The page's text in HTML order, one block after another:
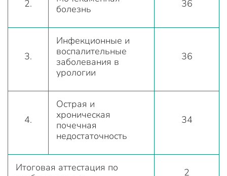
2.
болезнь
36
3.
Инфекционные и
воспалительные
заболевания в
урологии
36
4.
Острая и
хроническая
почечная
недостаточность
34
Итоговая аттестация по
2